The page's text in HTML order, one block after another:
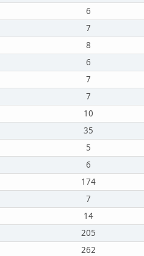
6
7
8
6
7
7
10
35
5
6
174
7
14
205
262